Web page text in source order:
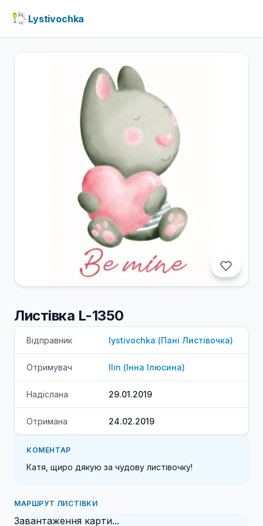
Lystivochka
Листівка L-1350
Відправник lystivochka (Пані Листівочка)
Отримувач Ilin (Інна Ілюсина)
Надіслана 29.01.2019
Отримана 24.02.2019
КОМЕНТАР
Катя, щиро дякую за чудову листівочку!
МАРШРУТ ЛИСТІВКИ
Завантаження карти...